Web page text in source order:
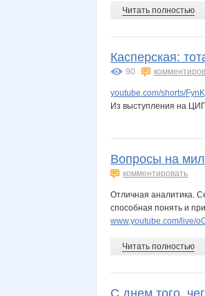
Читать полностью
Касперская:
90
youtube.com/shorts/
Из выступления на
Вопросы на
комментировать
Отличная аналитика.
способная понять и
www.youtube.com/live/
Читать полностью
С днем того,